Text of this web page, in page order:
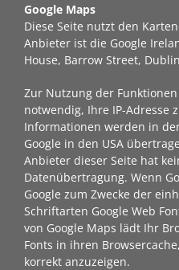
Google Maps
Diese Seite nutzt den
Anbieter ist die Google
House, Barrow Street,
Zur Nutzung der
notwendig, Ihre IP-Adresse
Informationen werden in
Google in den USA
Anbieter dieser Seite hat
Datenübertragung. Wenn
Google zum Zwecke der
Schriftarten Google Web
von Google Maps lädt Ihr
Fonts in ihren
korrekt anzuzeigen.